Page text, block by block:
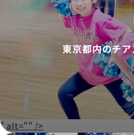
" alt="" />
東京都内のチ